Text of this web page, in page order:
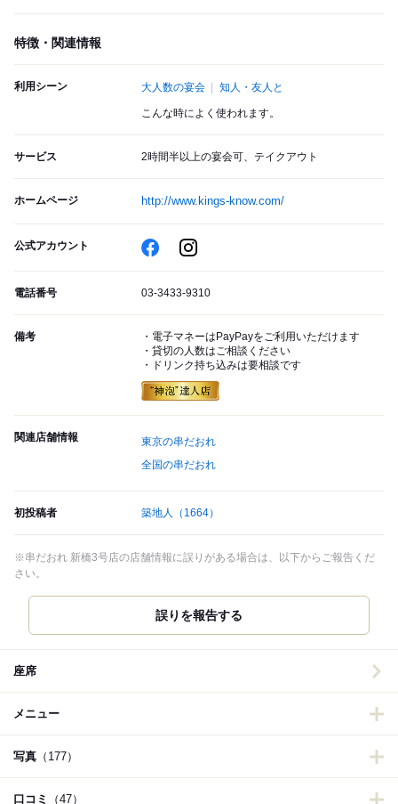
特徴・関連情報
利用シーン 大人数の宴会 知人・友人と
こんな時によく使われます。
サービス 2時間半以上の宴会可、テイクアウト
ホームページ http://www.kings-know.com/
公式アカウント
電話番号 03-3433-9310
備考
・電子マネーはPayPayをご利用いただけます
・貸切の人数はご相談ください
・ドリンク持ち込みは要相談です
関連店舗情報
東京の串だおれ
全国の串だおれ
初投稿者 築地人 （1664）
※串だおれ 新橋3号店の店舗情報に誤りがある場合は、以下からご報告くだ
さい。
誤りを報告する
座席
メニュー
写真 （177）
口コミ （47）